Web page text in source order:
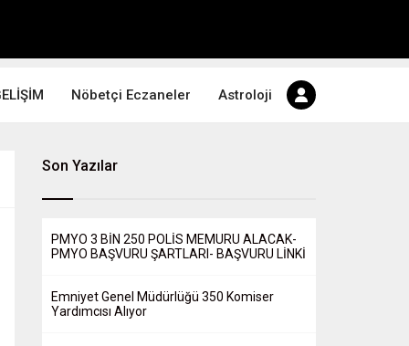
Nöbetçi Eczaneler Astroloji
Son Yazılar
PMYO 3 BİN 250 POLİS MEMURU ALACAK-
PMYO BAŞVURU ŞARTLARI- BAŞVURU LİNKİ
Emniyet Genel Müdürlüğü 350 Komiser
Yardımcısı Alıyor